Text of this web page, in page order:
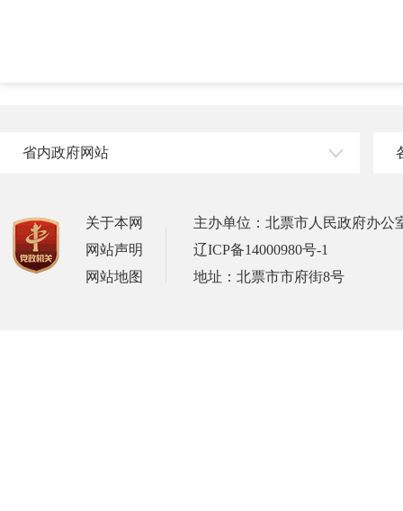
省内政府网站
关于本网
网站声明
网站地图
主办单位：北票市人民政府办公
辽ICP备14000980号-1
地址：北票市市府街8号